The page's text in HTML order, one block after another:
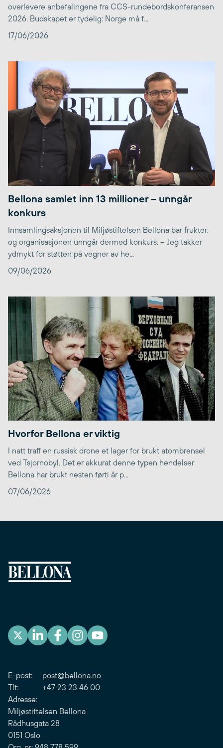
overlevere anbefalingene fra CCS-rundebordskonferansen
2026. Budskapet er tydelig: Norge må f...
17/06/2026
Bellona samlet inn 13 millioner – unngår
konkurs
Innsamlingsaksjonen til Miljøstiftelsen Bellona bar frukter,
og organisasjonen unngår dermed konkurs. – Jeg takker
ydmykt for støtten på vegner av he...
09/06/2026
Hvorfor Bellona er viktig
I natt traff en russisk drone et lager for brukt atombrensel
ved Tsjornobyl. Det er akkurat denne typen hendelser
Bellona har brukt nesten førti år p...
07/06/2026
E-post: post@bellona.no
Tlf: +47 23 23 46 00
Adresse:
Miljøstiftelsen Bellona
Rådhusgata 28
0151 Oslo